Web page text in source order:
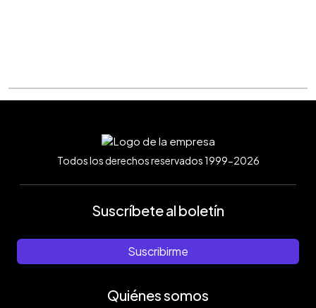
Todos los derechos reservados 1999-2026
Suscríbete al boletín
Suscribirme
Quiénes somos